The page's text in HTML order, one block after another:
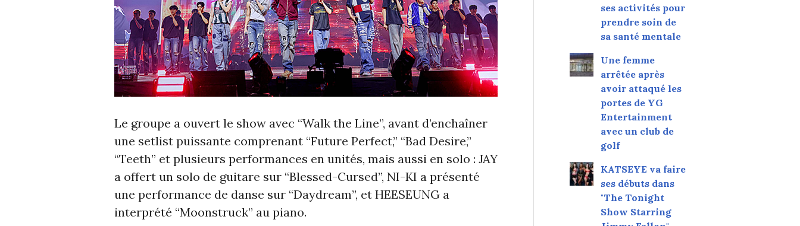
Le groupe a ouvert le show avec “Walk the Line”, avant d’enchaîner
une setlist puissante comprenant “Future Perfect,” “Bad Desire,”
“Teeth” et plusieurs performances en unités, mais aussi en solo : JAY
a offert un solo de guitare sur “Blessed-Cursed”, NI-KI a présenté
une performance de danse sur “Daydream”, et HEESEUNG a
interprété “Moonstruck” au piano.
ses activités pour
prendre soin de
sa santé mentale
Une femme
arrêtée après
avoir attaqué les
portes de YG
Entertainment
avec un club de
golf
KATSEYE va faire
ses débuts dans
"The Tonight
Show Starring